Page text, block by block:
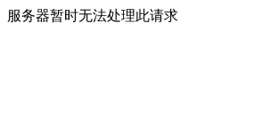
服务器暂时无法处理此请求